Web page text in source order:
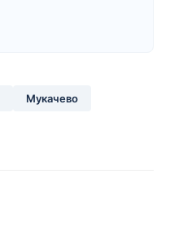
Мукачево